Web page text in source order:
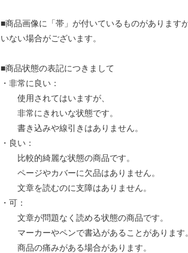
■商品画像に「帯」が付いているものがあります
いない場合がございます。
■商品状態の表記につきまして
・非常に良い：
使用されてはいますが、
非常にきれいな状態です。
書き込みや線引きはありません。
・良い：
比較的綺麗な状態の商品です。
ページやカバーに欠品はありません。
文章を読むのに支障はありません。
・可：
文章が問題なく読める状態の商品です。
マーカーやペンで書込があることがあります。
商品の痛みがある場合があります。